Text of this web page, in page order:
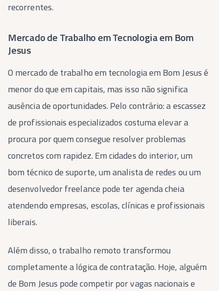
recorrentes.
Mercado de Trabalho em Tecnologia em Bom
Jesus
O mercado de trabalho em tecnologia em Bom Jesus é
menor do que em capitais, mas isso não significa
ausência de oportunidades. Pelo contrário: a escassez
de profissionais especializados costuma elevar a
procura por quem consegue resolver problemas
concretos com rapidez. Em cidades do interior, um
bom técnico de suporte, um analista de redes ou um
desenvolvedor freelance pode ter agenda cheia
atendendo empresas, escolas, clínicas e profissionais
liberais.
Além disso, o trabalho remoto transformou
completamente a lógica de contratação. Hoje, alguém
de Bom Jesus pode competir por vagas nacionais e